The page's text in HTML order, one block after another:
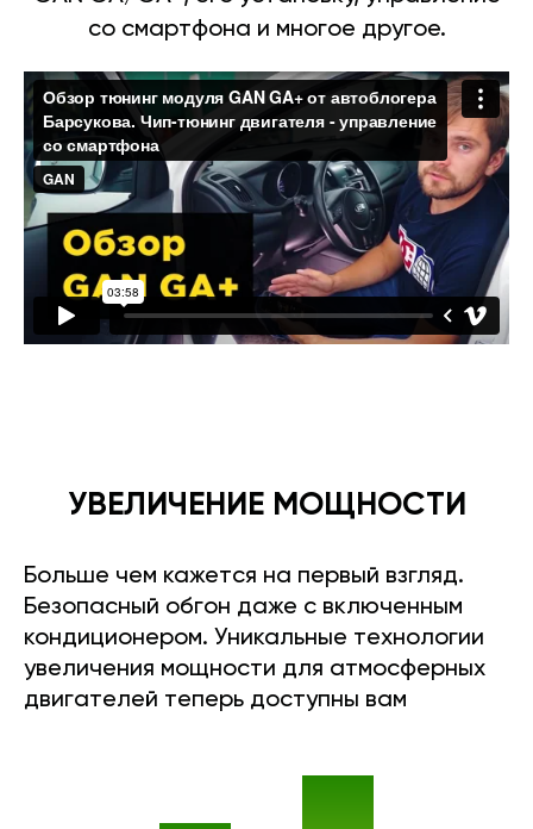
со смартфона и многое другое.
УВЕЛИЧЕНИЕ МОЩНОСТИ
Больше чем кажется на первый взгляд.
Безопасный обгон даже с включенным
кондиционером. Уникальные технологии
увеличения мощности для атмосферных
двигателей теперь доступны вам